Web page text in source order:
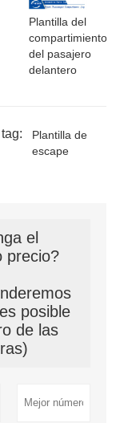
Plantilla del
compartimiento
del pasajero
delantero
Plantilla de
escape
el
precio?
posible
de las